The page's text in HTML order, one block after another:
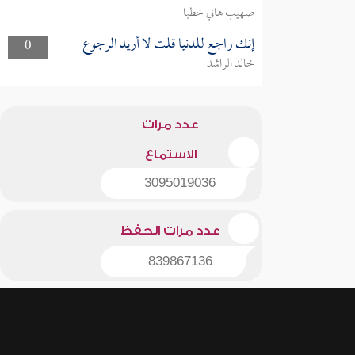
صهيب هاني خطبا
0
إنك راجع للدنيا قلت لا أريد الرجوع
خالد الراشد
عدد مرات
الاستماع
3095019036
عدد مرات الحفظ
839867136